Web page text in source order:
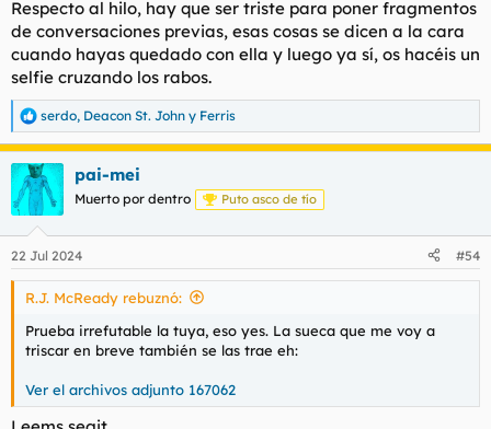
Respecto al hilo, hay que ser triste para poner fragmentos
de conversaciones previas, esas cosas se dicen a la cara
cuando hayas quedado con ella y luego ya sí, os hacéis un
selfie cruzando los rabos.
R
e
c
c
i
e
s
serdo, Deacon St. John y Ferris
pai-mei
Muerto por dentro Puto asco de tío
22 Jul 2024 #54
R.J. McReady rebuznó:
Prueba irrefutable la tuya, eso yes. La sueca que me voy a
triscar en breve también se las trae eh:
Ver el archivos adjunto 167062